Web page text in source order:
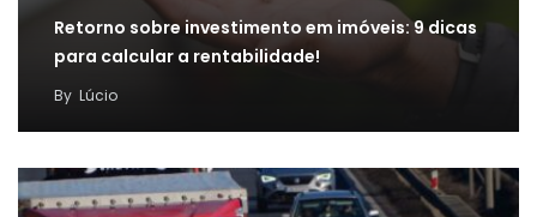
Retorno sobre investimento em imóveis: 9 dicas
para calcular a rentabilidade!
By Lúcio